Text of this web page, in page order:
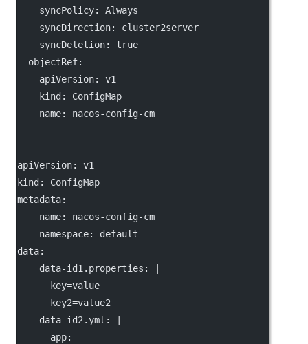
syncPolicy: Always
syncDirection: cluster2server
syncDeletion: true
objectRef:
apiVersion: v1
kind : ConfigMap
name: nacos-config-cm
---
apiVersion: v1
kind : ConfigMap
metadata:
name: nacos-config-cm
namespace: default
data:
data-id1.properties :
      key=value
      key2=value2
data-id2.yml :
      app: